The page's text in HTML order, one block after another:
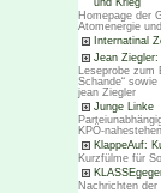
und Krieg
Homepage der
Atomenergie
Internatinal
Jean
Leseprobe zum
Schande“
jean Ziegler
Junge Linke
KPÖ-
KlappeAuf:
Kurzfülme für
Nachrichten der